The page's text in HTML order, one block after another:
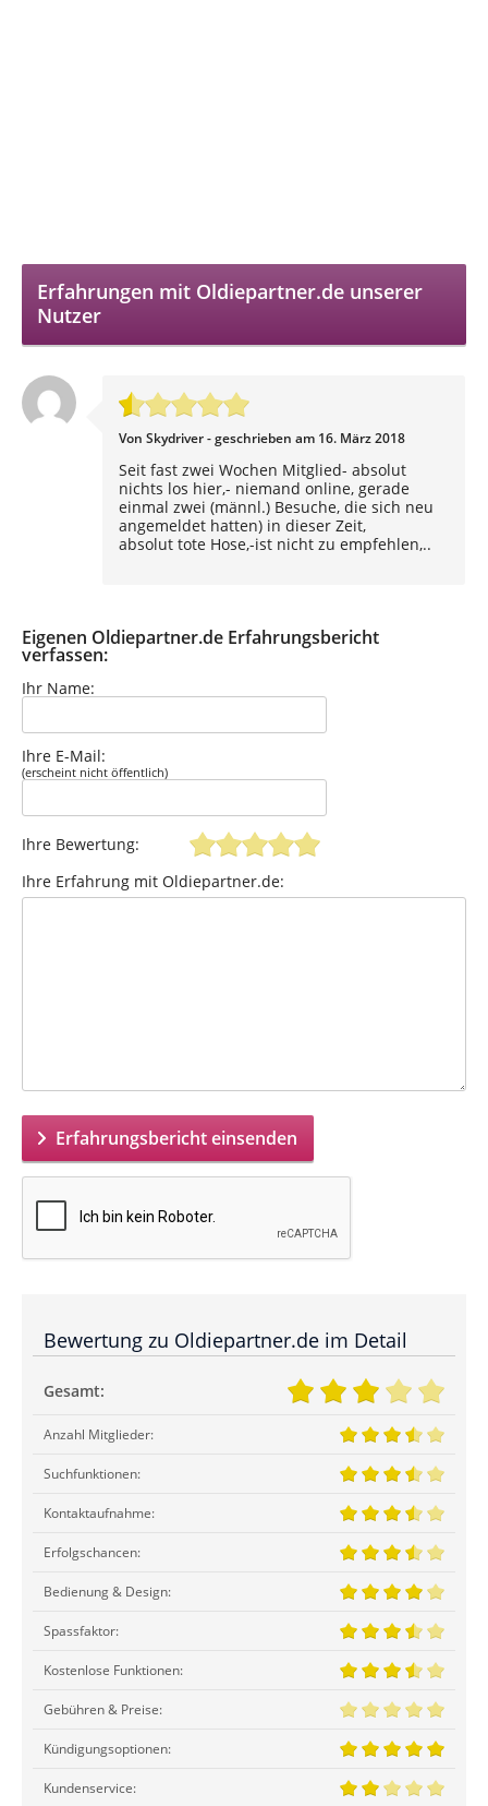
Erfahrungen mit Oldiepartner.de unserer
Nutzer
Von Skydriver - geschrieben am 16. März 2018
Seit fast zwei Wochen Mitglied- absolut
nichts los hier,- niemand online, gerade
einmal zwei (männl.) Besuche, die sich neu
angemeldet hatten) in dieser Zeit,
absolut tote Hose,-ist nicht zu empfehlen,..
Eigenen Oldiepartner.de Erfahrungsbericht
verfassen:
Ihr Name:
Ihre E-Mail:
(erscheint nicht öffentlich)
Ihre Bewertung:
Ihre Erfahrung mit Oldiepartner.de:
Erfahrungsbericht einsenden
Bewertung zu Oldiepartner.de im Detail
Gesamt:
Anzahl Mitglieder:
Suchfunktionen:
Kontaktaufnahme:
Erfolgschancen:
Bedienung & Design:
Spassfaktor:
Kostenlose Funktionen:
Gebühren & Preise:
Kündigungsoptionen:
Kundenservice: